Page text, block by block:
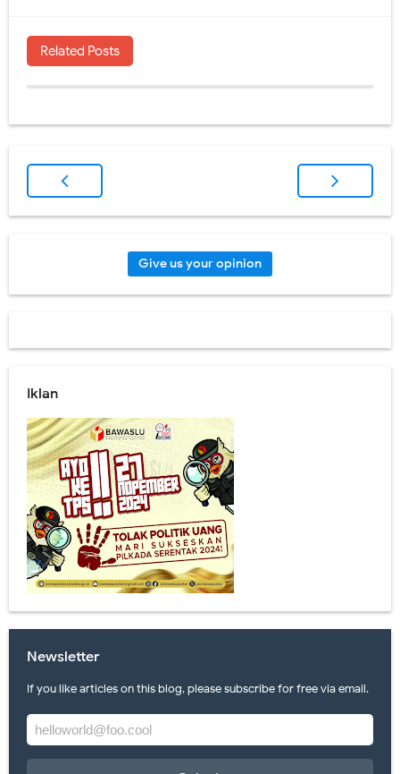
Related Posts
Give us your opinion
Iklan
Newsletter
If you like articles on this blog, please subscribe for free via email.